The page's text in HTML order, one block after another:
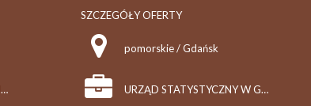
Przedsiębiorstwo Handlowo-Usługowo-Produkcyjne Edward Kasza
SZCZEGÓŁY OFERTY
pomorskie / Gdańsk
URZĄD STATYSTYCZNY W GDAŃSKU